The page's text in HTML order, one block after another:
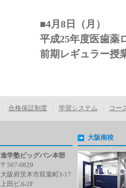
■4月8日（月）
平成25年度医歯薬
前期レギュラー授
合格保証制度 学習システム コー
進学塾ビッグバン本部
〒567-0829
大阪府茨木市双葉町3-17
上田ビル2F
大阪南校